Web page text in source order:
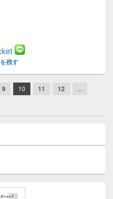
残す
9 10 11 12 ...